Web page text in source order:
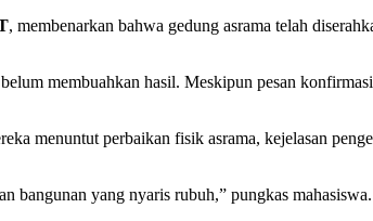
, membenarkan bahwa gedung asrama telah
membuahkan hasil. Meskipun pesan
menuntut perbaikan fisik asrama, kejelasan
bangunan yang nyaris rubuh,” pungkas